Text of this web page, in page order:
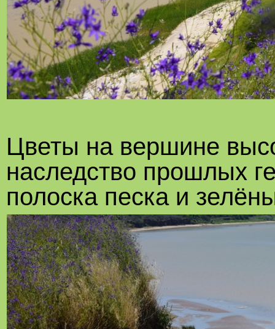
Цветы на вершине
наследство прошлых
полоска песка и